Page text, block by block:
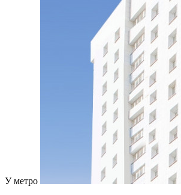
У метро